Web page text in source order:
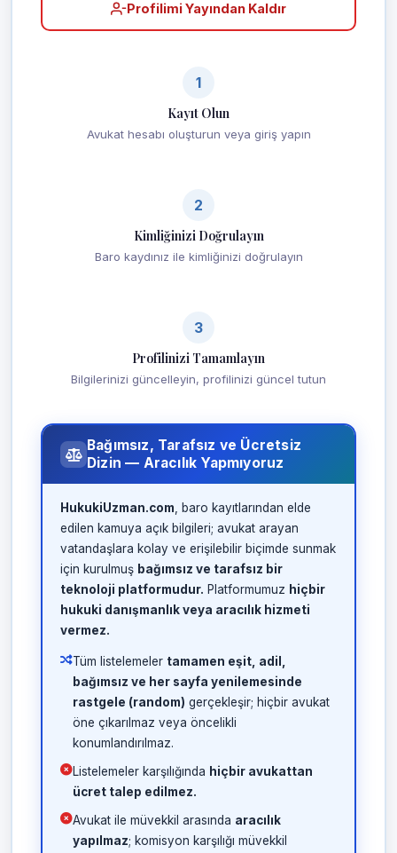
Profilimi Yayından Kaldır
1
Kayıt Olun
Avukat hesabı oluşturun veya giriş yapın
2
Kimliğinizi Doğrulayın
Baro kaydınız ile kimliğinizi doğrulayın
3
Profilinizi Tamamlayın
Bilgilerinizi güncelleyin, profilinizi güncel tutun
Bağımsız, Tarafsız ve Ücretsiz
Dizin — Aracılık Yapmıyoruz
HukukiUzman.com , baro kayıtlarından elde
edilen kamuya açık bilgileri; avukat arayan
vatandaşlara kolay ve erişilebilir biçimde sunmak
için kurulmuş bağımsız ve tarafsız bir
teknoloji platformudur. Platformumuz hiçbir
hukuki danışmanlık veya aracılık hizmeti
vermez.
Tüm listelemeler tamamen eşit, adil,
bağımsız ve her sayfa yenilemesinde
rastgele (random) gerçekleşir; hiçbir avukat
öne çıkarılmaz veya öncelikli
konumlandırılmaz.
Listelemeler karşılığında hiçbir avukattan
ücret talep edilmez.
Avukat ile müvekkil arasında aracılık
yapılmaz; komisyon karşılığı müvekkil